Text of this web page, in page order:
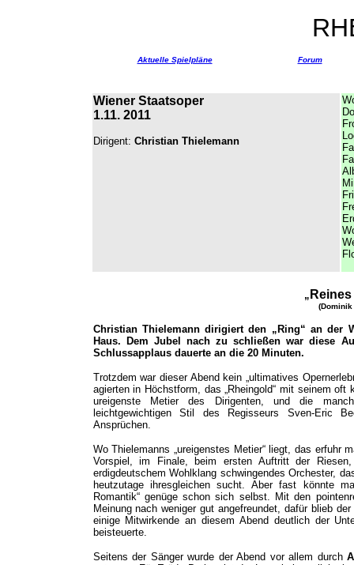
Aktuelle Spielpläne Forum
Wiener Staatsoper
1.11. 2011
Dirigent: Christian Thielemann
„
(Dominik
Christian Thielemann dirigiert den „Ring“ an der
Haus. Dem Jubel nach zu schließen war diese
Schlussapplaus dauerte an die 20 Minuten.
Trotzdem war dieser Abend kein „ultimatives
agierten in Höchstform, das „Rheingold“ mit seinem
ureigenste Metier des Dirigenten, und die
leichtgewichtigen Stil des Regisseurs Sven-Eric
Ansprüchen.
Wo Thielemanns „ureigenstes Metier“ liegt, das erfuhr
Vorspiel, im Finale, beim ersten Auftritt der
erdigdeutschem Wohlklang schwingendes Orchester,
heutzutage ihresgleichen sucht. Aber fast könnte
Romantik“ genüge schon sich selbst. Mit den
Meinung nach weniger gut angefreundet, dafür blieb
einige Mitwirkende an diesem Abend deutlich der
beisteuerte.
Seitens der Sänger wurde der Abend vor allem durch